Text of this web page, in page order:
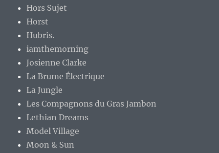
Hors Sujet
Horst
Hubris.
iamthemorning
Josienne Clarke
La Brume Électrique
La Jungle
Les Compagnons du Gras Jambon
Lethian Dreams
Model Village
Moon & Sun